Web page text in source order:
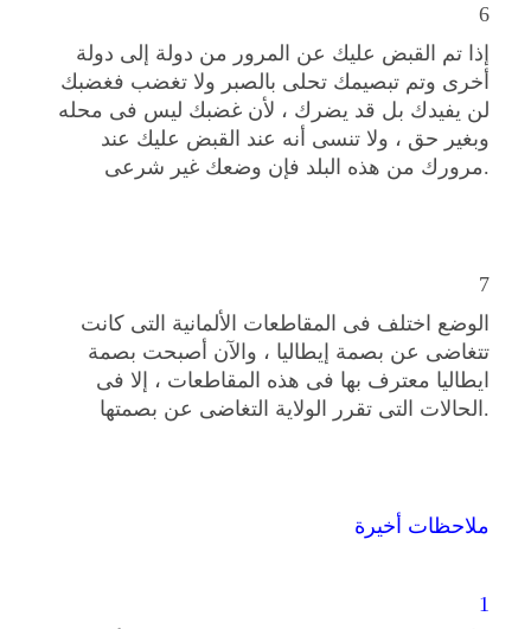
6
إذا تم القبض عليك عن المرور من دولة إلى دولة
أخرى وتم تبصيمك تحلى بالصبر ولا تغضب فغضبك
لن يفيدك بل قد يضرك ، لأن غضبك ليس فى محله
وبغير حق ، ولا تنسى أنه عند القبض عليك عند
مرورك من هذه البلد فإن وضعك غير شرعى.
7
تتغاضى عن بصمة إيطاليا ، والآن أصبحت بصمة
ايطاليا معترف بها فى هذه المقاطعات ، إلا فى
الحالات التى تقرر الولاية التغاضى عن بصمتها.
ملاحظات أخيرة
1